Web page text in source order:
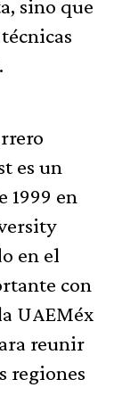
sino que
es un
1999 en
en el
con
UAEMéx
reunir
regiones